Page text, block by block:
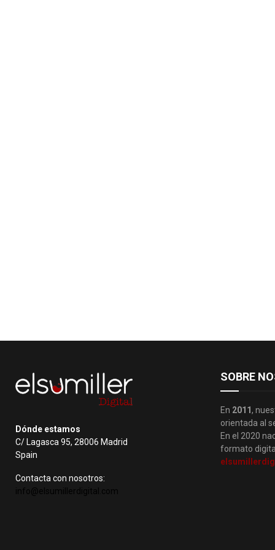
Dónde estamos
C/ Lagasca 95, 28006 Madrid
Spain
Contacta con nosotros:
info@elsumillerdigital.com
SOBRE
En 2011,
orientada al
En el 2020
formato